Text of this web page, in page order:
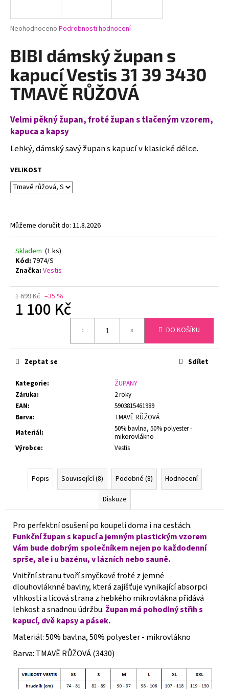
Průměrné
produktu
je
0,0
5
hvězdiček.
Neohodnoceno Podrobnosti hodnocení
BIBI dámský župan s
kapucí Vestis 31 39 3430
TMAVĚ RŮŽOVÁ
Velmi pěkný župan, froté župan s tlačeným vzorem,
kapuca a kapsy
Lehký, dámský savý župan s kapucí v klasické délce.
VELIKOST
Můžeme doručit do: 11.8.2026
Skladem (1 ks)
Kód: 7974/S
Značka: Vestis
1 699 Kč –35 %
1 100 Kč
DO KOŠÍKU
Kategorie:
ŽUPANY
Záruka:
2 roky
EAN:
5903815461989
Barva:
TMAVĚ RŮŽOVÁ
Materiál:
50% bavlna, 50% polyester -
mikorovlákno
Výrobce: Vestis
Zeptat se Sdílet
Popis Související (8) Podobné (8)
Hodnocení
Diskuze
Pro perfektní osušení po koupeli doma i na cestách.
Funkční župan s kapucí a jemným plastickým vzorem
Vám bude dobrým společníkem nejen po každodenní
sprše, ale i u bazénu, v lázních nebo sauně.
Vnitřní stranu tvoří smyčkové froté z jemné
dlouhovláknné bavlny, která zajišťuje vynikající absorpci
vlhkosti a lícová strana z hebkého mikrovlákna přidává
lehkost a snadnou údržbu. Župan má pohodlný střih s
kapucí, dvě kapsy a pásek.
Materiál:50% bavlna, 50% polyester - mikrovlákno
Barva: TMAVĚ RŮŽOVÁ (3430)
j
t
?
HLEDAT
o
p
o
u
č
m
e
GINA
STŘIH
BAMBOO
00019
199
Kč
Původně:
299